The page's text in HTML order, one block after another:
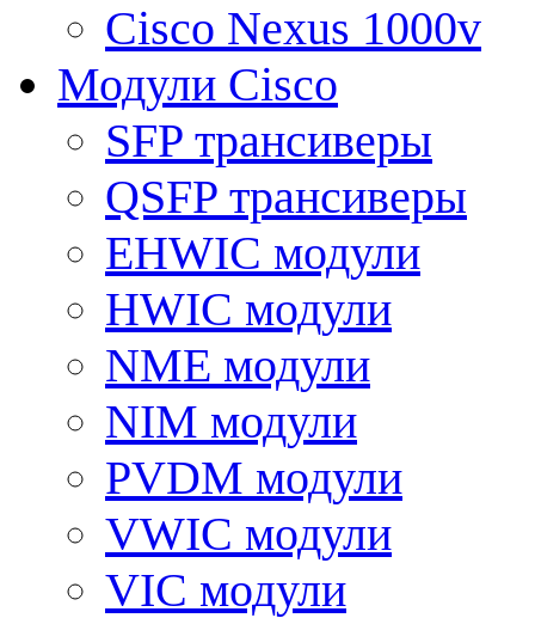
Cisco Nexus 1000v
Модули Cisco
SFP трансиверы
QSFP трансиверы
EHWIC модули
HWIC модули
NME модули
NIM модули
PVDM модули
VWIC модули
VIC модули